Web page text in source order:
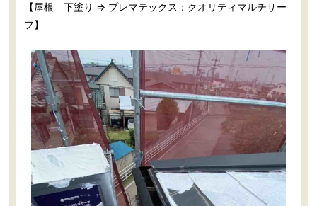
【屋根 下塗り ⇒ プレマテックス：クオリティマルチサー
フ】